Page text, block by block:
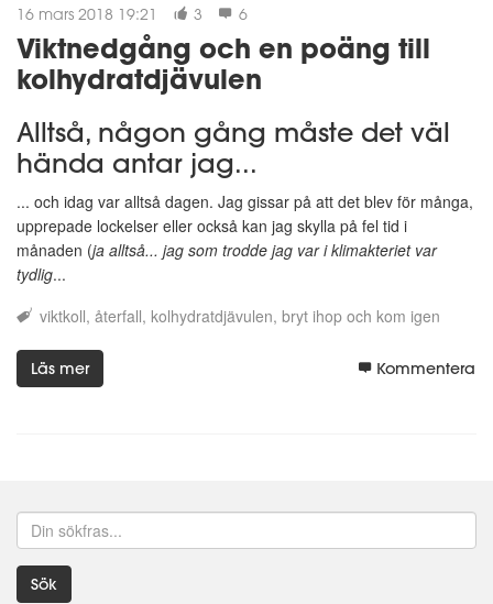
och tar sats. Tar sats för att återigen klättra upp mot toppen.
16 mars 2018 19:21 3 6
Viktnedgång och en poäng till
kolhydratdjävulen
Alltså, någon gång måste det väl
hända antar jag...
... och idag var alltså dagen. Jag gissar på att det blev för många,
upprepade lockelser eller också kan jag skylla på fel tid i
månaden (ja alltså... jag som trodde jag var i klimakteriet var
tydlig...
viktkoll återfall kolhydratdjävulen bryt ihop och kom igen
Läs mer Kommentera
Sök